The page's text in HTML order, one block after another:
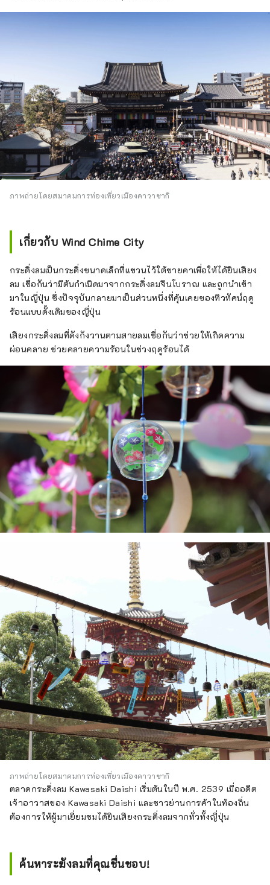
อิคุตะ แม้ว่าจะตั้งอยู่ในเมืองที่อยู่ห่างจากโตเกียว
เพียงไม่กี่นาที แต่ที่นี่ก็เต็มไปด้วยทิวทัศน์
ธรรมชาติที่สวยงาม รวมทั้งต้นเมตาเซควอเอียที่
เรียงรายกัน ที่พิพิธภัณฑ์บ้านพื้นเมืองญี่ปุ่น ซึ่งคุณ
สามารถสัมผัสกับบ้านเก่าแก่ 25 หลังที่ได้รับการ
กำหนดให้เป็นมรดกทางวัฒนธรรม คุณจะได้
สัมผัสกับการย้อมคราม ซึ่งเป็นประเพณีดั้งเดิมใน
พื้นที่ และยังมีพิพิธภัณฑ์ที่อุทิศให้กับทาโร่ โอกาโม
โตะ ศิลปินแนวหน้ายอดนิยมอีกด้วย ในฤดูใบไม้
ด้วย ◇พิพิธภัณฑ์ฟูจิโกะ เอฟ. ฟูจิโอะ เมืองคาวา
การ์ตูนเรื่อง "โดราเอมอน" ที่ได้รับความนิยมไป
จิโกะ เอฟ. ฟูจิโอะใช้จริงด้วย นอกจากนี้ สถานที่
ดังกล่าวยังมีสิ่งของที่มีขนาดเท่าตัวจริงและให้ผู้
เยี่ยมชมได้ลองชิมอาหารที่ปรากฏในเรื่องราว
ทำให้สามารถดื่มด่ำไปกับโลกของงานได้ ◇
ในพื้นที่คาวาซากิ จัดขึ้นทุกเดือนสิงหาคมที่ศาล
เจ้าอินาเงะ โดยไฮไลท์อยู่ที่ขบวนแห่ศาลเจ้า
เคลื่อนที่ขนาดใหญ่ ◇เทศกาลคานามาระ
เทศกาลศาลเจ้าคานายามะจัดขึ้นในวันอาทิตย์
แรกของเดือนเมษายน มีการประกอบพิธีศาลเจ้า
เคลื่อนที่ที่มีรูปร่างเหมือนองคชาต และเทศกาลนี้
มีชื่อเสียงเรื่องการให้ความอุดมสมบูรณ์และการ
ค้นหาคู่ครอง อีกทั้งยังดึงดูดนักท่องเที่ยวชาวต่าง
ชาติจำนวนมาก
ภาพถ่ายโดยสมาคมการท่องเที่ยวเมืองคาวาซากิ
เกี่ยวกับ Wind Chime City
กระดิ่งลมเป็นกระดิ่งขนาดเล็กที่แขวนไว้ใต้ชายคาเพื่อให้ได้ยินเสียง
ลม เชื่อกันว่ามีต้นกำเนิดมาจากกระดิ่งลมจีนโบราณ และถูกนำเข้า
มาในญี่ปุ่น ซึ่งปัจจุบันกลายมาเป็นส่วนหนึ่งที่คุ้นเคยของทิวทัศน์ฤดู
ร้อนแบบดั้งเดิมของญี่ปุ่น
เสียงกระดิ่งลมที่ดังกังวานตามสายลมเชื่อกันว่าช่วยให้เกิดความ
ผ่อนคลาย ช่วยคลายความร้อนในช่วงฤดูร้อนได้
ภาพถ่ายโดยสมาคมการท่องเที่ยวเมืองคาวาซากิ
ตลาดกระดิ่งลม Kawasaki Daishi เริ่มต้นในปี พ.ศ. 2539 เมื่ออดีต
เจ้าอาวาสของ Kawasaki Daishi และชาวย่านการค้าในท้องถิ่น
ต้องการให้ผู้มาเยี่ยมชมได้ยินเสียงกระดิ่งลมจากทั่วทั้งญี่ปุ่น
ค้นหาระฆังลมที่คุณชื่นชอบ!